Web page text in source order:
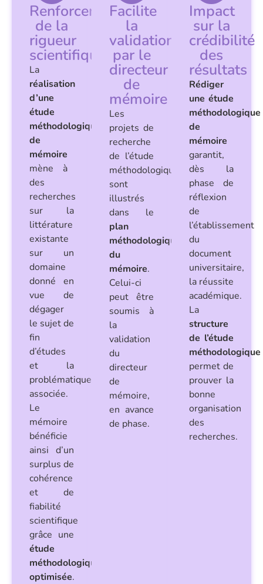
Renforcement
de la
rigueur
scientifique
La
réalisation
d’une
étude
méthodologique
de
mémoire
mène à
des
recherches
sur la
littérature
existante
sur un
domaine
donné en
vue de
dégager
le sujet de
fin
d’études
et la
problématique
associée.
Le
mémoire
bénéficie
ainsi d’un
surplus de
cohérence
et de
fiabilité
scientifique
grâce une
étude
méthodologique
optimisée.
Facilite
la
validation
par le
directeur
de
mémoire
Les
projets de
recherche
de l’étude
méthodologique
sont
illustrés
dans le
plan
méthodologique
du
mémoire.
Celui-ci
peut être
soumis à
la
validation
du
directeur
de
mémoire,
en avance
de phase.
Impact
sur la
crédibilité
des
résultats
Rédiger
une étude
méthodologique
de
mémoire
garantit,
dès la
phase de
réflexion
de
l’établissement
du
document
universitaire,
la réussite
académique.
La
structure
de l’étude
méthodologique
permet de
prouver la
bonne
organisation
des
recherches.